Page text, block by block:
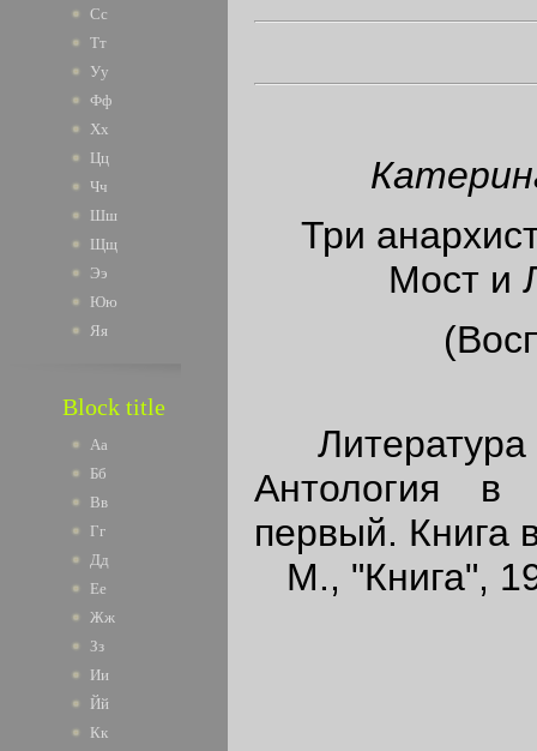
Сс
Тт
Уу
Фф
Хх
Цц
Чч
Шш
Щщ
Ээ
Юю
Яя
Block title
Аа
Бб
Вв
Гг
Дд
Ее
Жж
Зз
Ии
Йй
Кк
Три
Мост и
Литература
Антология
первый. Книга
М., "Книга",